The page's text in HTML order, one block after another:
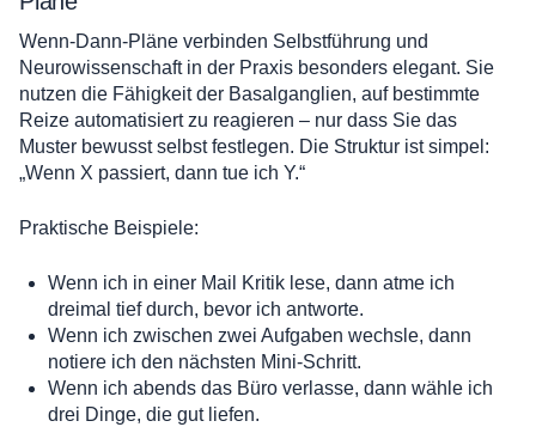
Wenn-Dann-Pläne verbinden Selbstführung und
Neurowissenschaft in der Praxis besonders elegant. Sie
nutzen die Fähigkeit der Basalganglien, auf bestimmte
Reize automatisiert zu reagieren – nur dass Sie das
Muster bewusst selbst festlegen. Die Struktur ist simpel:
„Wenn X passiert, dann tue ich Y.“
Praktische Beispiele:
Wenn ich in einer Mail Kritik lese, dann atme ich
dreimal tief durch, bevor ich antworte.
Wenn ich zwischen zwei Aufgaben wechsle, dann
notiere ich den nächsten Mini-Schritt.
Wenn ich abends das Büro verlasse, dann wähle ich
drei Dinge, die gut liefen.